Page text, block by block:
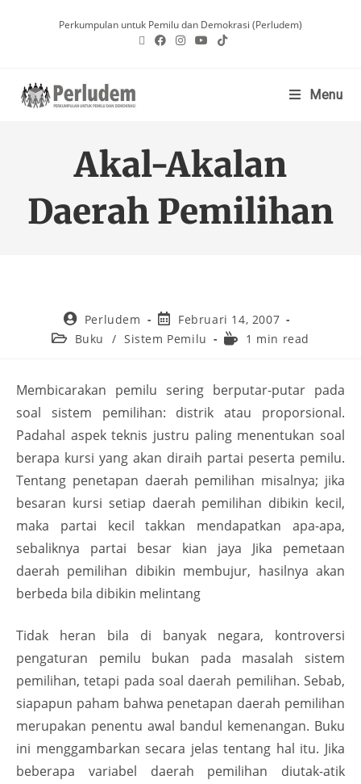
Perkumpulan untuk Pemilu dan Demokrasi (Perludem)
Menu
Akal-Akalan
Daerah Pemilihan
Perludem
Februari 14, 2007
Buku
/ Sistem Pemilu 1 min read
Membicarakan pemilu sering berputar-putar pada
soal sistem pemilihan: distrik atau proporsional.
Padahal aspek teknis justru paling menentukan soal
berapa kursi yang akan diraih partai peserta pemilu.
Tentang penetapan daerah pemilihan misalnya; jika
besaran kursi setiap daerah pemilihan dibikin kecil,
maka partai kecil takkan mendapatkan apa-apa,
sebaliknya partai besar kian jaya Jika pemetaan
daerah pemilihan dibikin membujur, hasilnya akan
berbeda bila dibikin melintang
Tidak heran bila di banyak negara, kontroversi
pengaturan pemilu bukan pada masalah sistem
pemilihan, tetapi pada soal daerah pemilihan. Sebab,
siapapun paham bahwa penetapan daerah pemilihan
merupakan penentu awal bandul kemenangan. Buku
ini menggambarkan secara jelas tentang hal itu. Jika
beberapa variabel daerah pemilihan diutak-atik